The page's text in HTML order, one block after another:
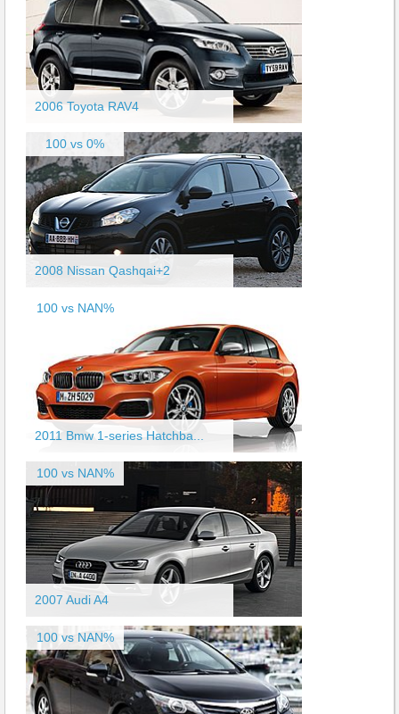
2006 Toyota RAV4
100 vs 0%
2008 Nissan Qashqai+2
100 vs NAN%
2011 Bmw 1-series Hatchba...
100 vs NAN%
2007 Audi A4
100 vs NAN%